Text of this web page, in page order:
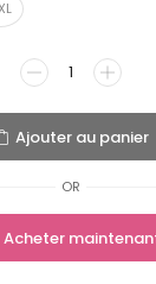
Ajouter au panier
OR
Acheter